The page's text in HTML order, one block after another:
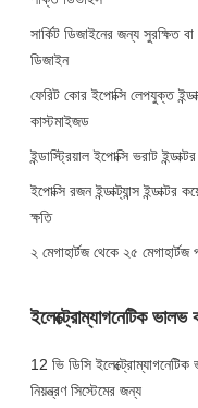
সার্কিট ডিজাইনের জন্য সুরক্ষিত
ডিজাইন
ফেরিট কোর ইপোক্সি লেপযুক্ত
কাস্টমাইজড
ইন্ডাস্ট্রিয়াল ইপোক্সি ভরাট
ইপোক্সি রজন ইন্ডাক্ট্যান্স
ক্ষতি
২ মেগাহার্টজ থেকে ২৫ মেগাহার্টজ
ইলেক্ট্রোম্যাগনেটিক ভালভ
12 ভি ডিসি ইলেক্ট্রোম্যাগনেটিক
নিয়ন্ত্রণ সিস্টেমের জন্য